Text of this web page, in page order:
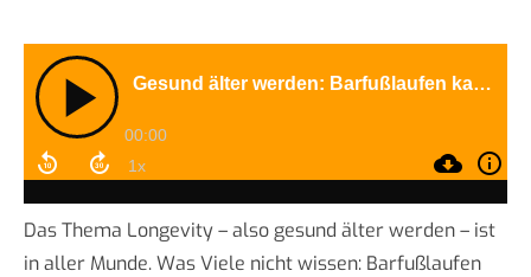
Das Thema Longevity – also gesund älter werden – ist
in aller Munde. Was Viele nicht wissen: Barfußlaufen